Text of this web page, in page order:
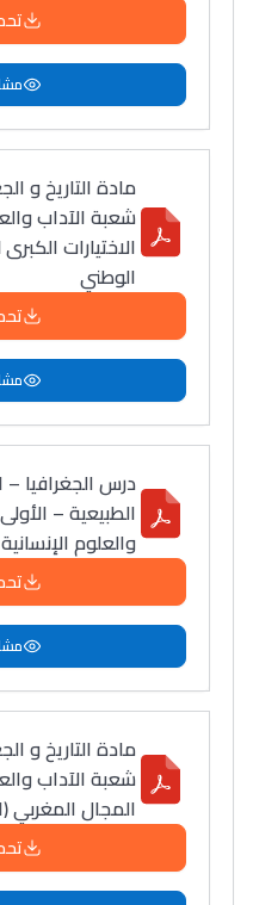
مادة التاريخ و
شعبة الآداب
الاختيارات
الوطني
درس الجغرافيا –
الطبيعية –
والعلوم الإنسانية
مادة التاريخ و
شعبة الآداب
المجال المغربي